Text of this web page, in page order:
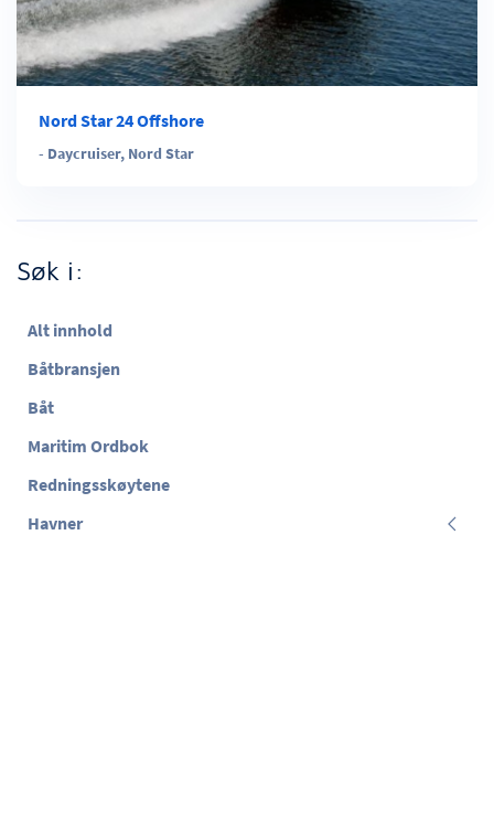
Nord Star 24 Offshore
- Daycruiser, Nord Star
Søk i:
Alt innhold
Båtbransjen
Båt
Maritim Ordbok
Redningsskøytene
Havner